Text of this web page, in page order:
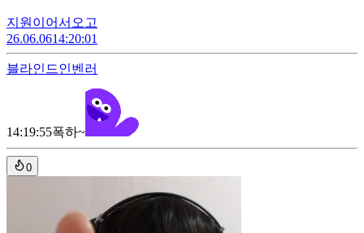
지원이어서오고
26.06.0614:20:01
블라인드인벤러
14:19:55폭하~
0